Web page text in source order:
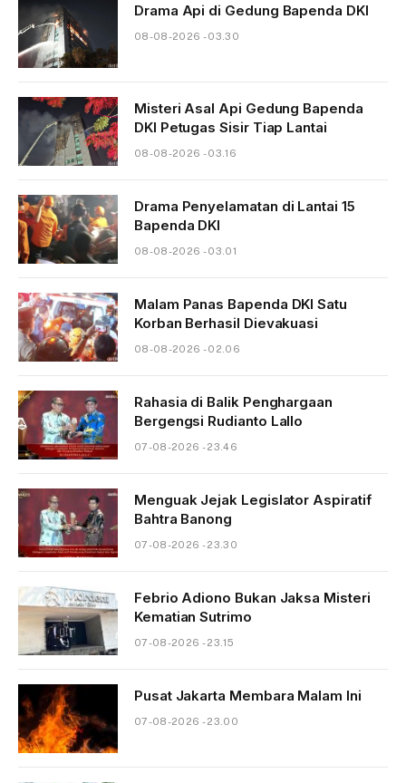
Drama Api di Gedung Bapenda DKI
08-08-2026 - 03.30
Misteri Asal Api Gedung Bapenda
DKI Petugas Sisir Tiap Lantai
08-08-2026 - 03.16
Drama Penyelamatan di Lantai 15
Bapenda DKI
08-08-2026 - 03.01
Malam Panas Bapenda DKI Satu
Korban Berhasil Dievakuasi
08-08-2026 - 02.06
Rahasia di Balik Penghargaan
Bergengsi Rudianto Lallo
07-08-2026 - 23.46
Menguak Jejak Legislator Aspiratif
Bahtra Banong
07-08-2026 - 23.30
Febrio Adiono Bukan Jaksa Misteri
Kematian Sutrimo
07-08-2026 - 23.15
Pusat Jakarta Membara Malam Ini
07-08-2026 - 23.00